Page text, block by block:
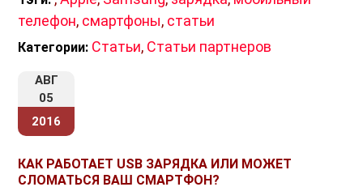
телефон, смартфоны, статьи
Категории: Статьи, Статьи партнеров
АВГ
05
2016
КАК РАБОТАЕТ USB ЗАРЯДКА ИЛИ МОЖЕТ
СЛОМАТЬСЯ ВАШ СМАРТФОН?